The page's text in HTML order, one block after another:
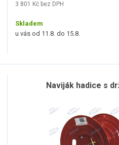
3 801 Kč bez DPH
Skladem
u vás od 11.8. do 15.8.
Naviják hadice s